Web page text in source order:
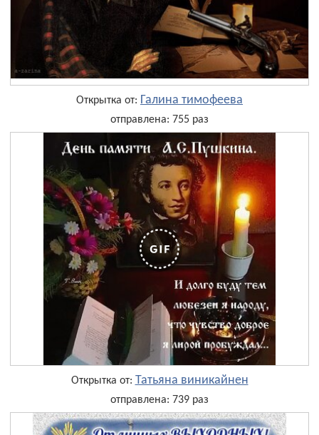
Открытка от: Галина тимофеева
отправлена: 755 раз
Открытка от: Татьяна виникайнен
отправлена: 739 раз